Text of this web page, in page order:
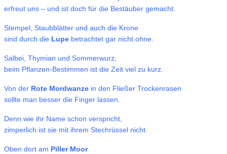
erfreut uns – und ist doch für die Bestäuber gemacht.
Stempel, Staubblätter und auch die Krone
sind durch die Lupe betrachtet gar nicht ohne.
Salbei, Thymian und Sommerwurz,
beim Pflanzen-Bestimmen ist die Zeit viel zu kurz.
Von der Rote Mordwanze in den Fließer Trockenrasen
sollte man besser die Finger lassen.
Denn wie ihr Name schon verspricht,
zimperlich ist sie mit ihrem Stechrüssel nicht.
Oben dort am Piller Moor